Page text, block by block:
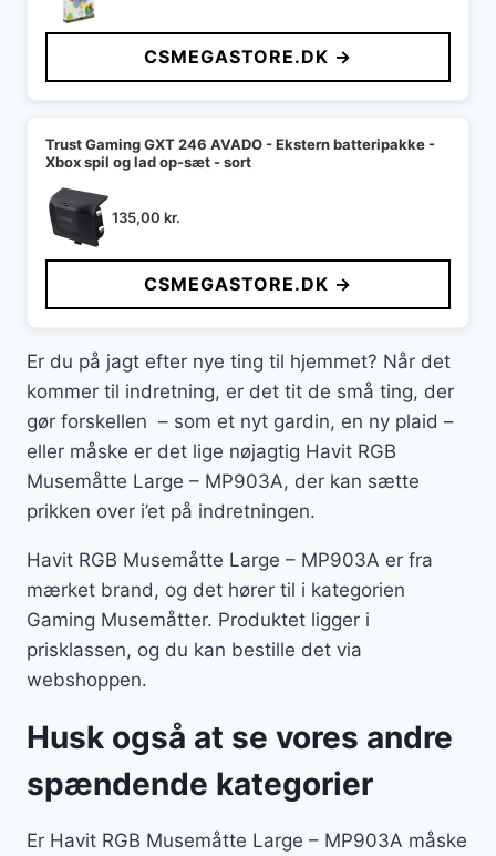
CSMEGASTORE.DK →
Trust Gaming GXT 246 AVADO - Ekstern batteripakke -
Xbox spil og lad op-sæt - sort
135,00 kr.
CSMEGASTORE.DK →
Er du på jagt efter nye ting til hjemmet? Når det
kommer til indretning, er det tit de små ting, der
gør forskellen – som et nyt gardin, en ny plaid –
eller måske er det lige nøjagtig Havit RGB
Musemåtte Large – MP903A, der kan sætte
prikken over i’et på indretningen.
Havit RGB Musemåtte Large – MP903A er fra
mærket brand, og det hører til i kategorien
Gaming Musemåtter. Produktet ligger i
prisklassen, og du kan bestille det via
webshoppen.
Husk også at se vores andre
spændende kategorier
Er Havit RGB Musemåtte Large – MP903A måske